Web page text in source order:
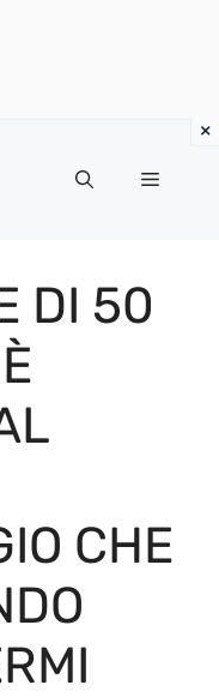
MENU
DI 50
CHE